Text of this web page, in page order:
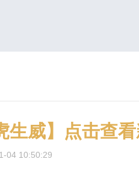
威】点击查
04 10:50:29